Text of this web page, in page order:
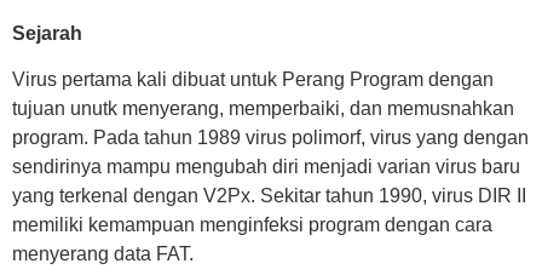
Sejarah
Virus pertama kali dibuat untuk Perang Program dengan
tujuan unutk menyerang, memperbaiki, dan memusnahkan
program. Pada tahun 1989 virus polimorf, virus yang dengan
sendirinya mampu mengubah diri menjadi varian virus baru
yang terkenal dengan V2Px. Sekitar tahun 1990, virus DIR II
memiliki kemampuan menginfeksi program dengan cara
menyerang data FAT.